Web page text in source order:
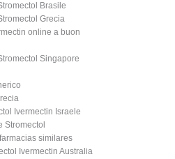
Brasile
Grecia
online a buon
Singapore
Ivermectin Israele
Stromectol
similares
Ivermectin Australia